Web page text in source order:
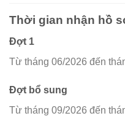
Thời gian nhận hồ
Đợt 1
Từ tháng 06/2026 đến
Đợt bổ sung
Từ tháng 09/2026 đến